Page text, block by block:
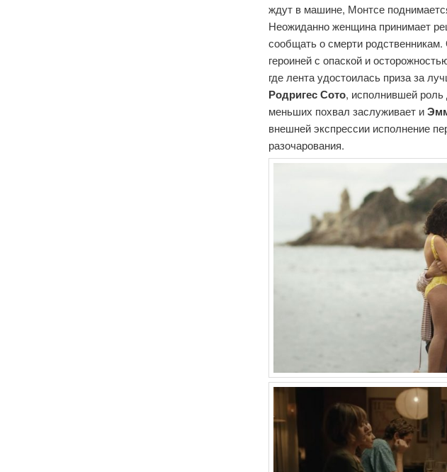
ждут в машине, Монтсе
Неожиданно женщина принимает
сообщать о смерти
героиней с опаской и
где лента удостоилась приза за
Родригес Сото, исполнившей
меньших похвал заслуживает и
внешней экспрессии исполнение
разочарования.